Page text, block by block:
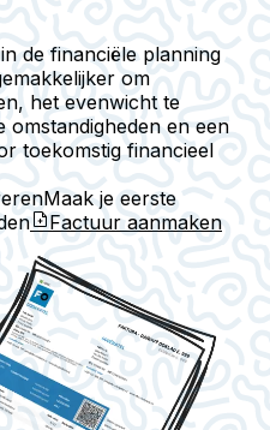
de financiële planning
om
het evenwicht te
omstandigheden en een
toekomstig financieel
Maak je eerste
Factuur aanmaken